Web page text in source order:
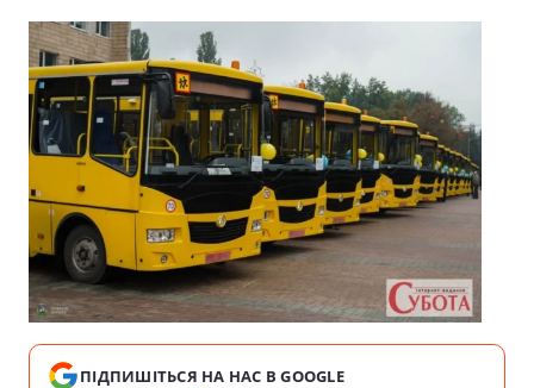
ПІДПИШІТЬСЯ НА НАС В GOOGLE